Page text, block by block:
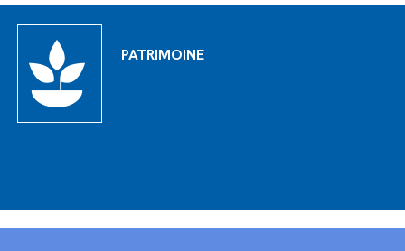
PATRIMOINE